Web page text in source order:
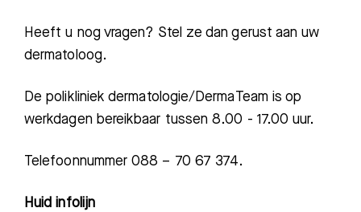
Heeft u nog vragen? Stel ze dan gerust aan uw
dermatoloog.
De polikliniek dermatologie/DermaTeam is op
werkdagen bereikbaar tussen 8.00 - 17.00 uur.
Telefoonnummer 088 – 70 67 374.
Huid infolijn